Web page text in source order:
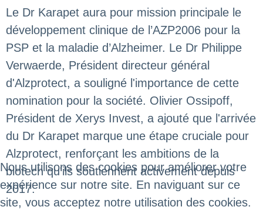
Le Dr Karapet aura pour mission principale le
développement clinique de l’AZP2006 pour la
PSP et la maladie d’Alzheimer. Le Dr Philippe
Verwaerde, Président directeur général
d'Alzprotect, a souligné l'importance de cette
nomination pour la société. Olivier Ossipoff,
Président de Xerys Invest, a ajouté que l'arrivée
du Dr Karapet marque une étape cruciale pour
Alzprotect, renforçant les ambitions de la
biotech qu'ils soutiennent activement depuis
2017.
Nous utilisons des cookies pour améliorer votre
expérience sur notre site. En naviguant sur ce
site, vous acceptez notre utilisation des cookies.